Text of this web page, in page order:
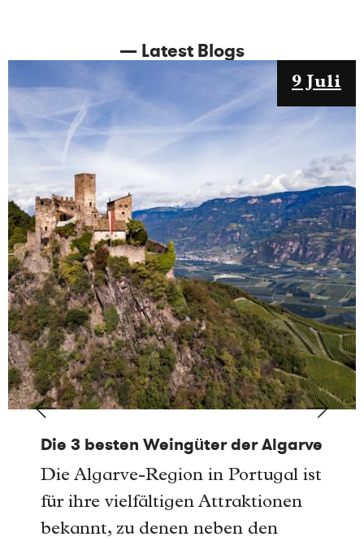
— Latest Blogs
9 Juli
Die 3 besten Weingüter der Algarve
Die Algarve-Region in Portugal ist
für ihre vielfältigen Attraktionen
bekannt, zu denen neben den